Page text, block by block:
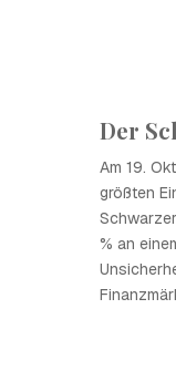
Der
Am 19.
größten
% an